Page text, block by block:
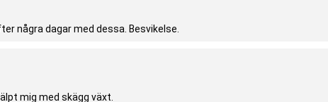
några dagar med dessa. Besvikelse.
mig med skägg växt.